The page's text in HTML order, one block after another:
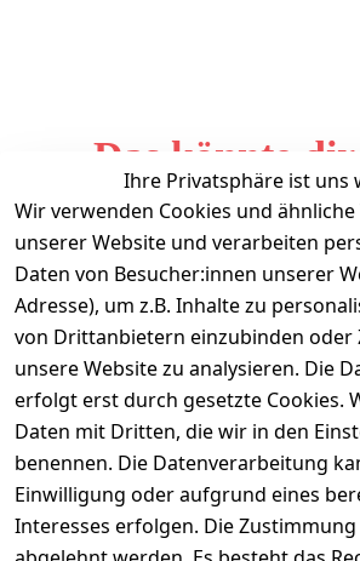
Das könnte dir
gefallen
Ihre Privatsphäre ist uns
Wir verwenden Cookies und
unserer Website und verarbeiten
Daten von Besucher:innen unserer
Adresse), um z.B. Inhalte zu
von Drittanbietern einzubinden oder
unsere Website zu analysieren. Die
erfolgt erst durch gesetzte Cookies.
Daten mit Dritten, die wir in den
benennen. Die Datenverarbeitung
Einwilligung oder aufgrund eines
Interesses erfolgen. Die
Informationen
Mein Konto